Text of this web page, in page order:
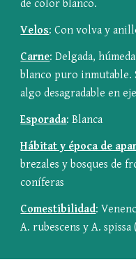
de color blanco.
Velos: Con volva y
Carne: Delgada,
blanco puro
algo desagradable en
Esporada: Blanca
Hábitat y época de
brezales y bosques de
coníferas
Comestibilidad:
A. rubescens y A. spissa